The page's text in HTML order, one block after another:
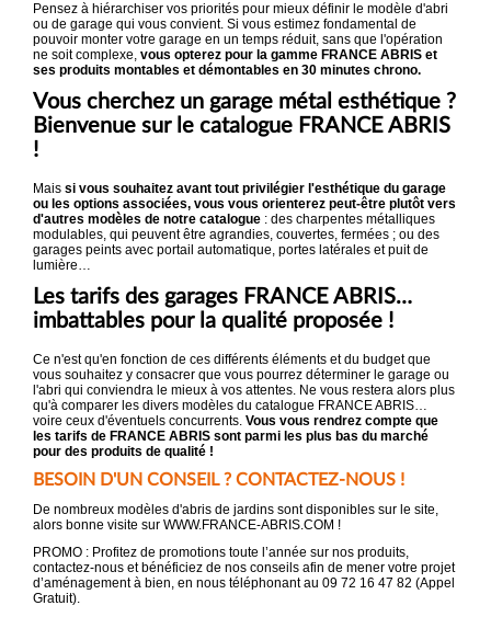
Pensez à hiérarchiser vos priorités pour mieux définir le modèle d'abri
ou de garage qui vous convient. Si vous estimez fondamental de
pouvoir monter votre garage en un temps réduit, sans que l'opération
ne soit complexe, vous opterez pour la gamme FRANCE ABRIS et
ses produits montables et démontables en 30 minutes chrono.
Vous cherchez un garage métal esthétique ?
Bienvenue sur le catalogue FRANCE ABRIS
!
Mais si vous souhaitez avant tout privilégier l'esthétique du garage
ou les options associées, vous vous orienterez peut-être plutôt vers
d'autres modèles de notre catalogue : des charpentes métalliques
modulables, qui peuvent être agrandies, couvertes, fermées ; ou des
garages peints avec portail automatique, portes latérales et puit de
lumière…
Les tarifs des garages FRANCE ABRIS…
imbattables pour la qualité proposée !
Ce n'est qu'en fonction de ces différents éléments et du budget que
vous souhaitez y consacrer que vous pourrez déterminer le garage ou
l'abri qui conviendra le mieux à vos attentes. Ne vous restera alors plus
qu'à comparer les divers modèles du catalogue FRANCE ABRIS…
voire ceux d'éventuels concurrents. Vous vous rendrez compte que
les tarifs de FRANCE ABRIS sont parmi les plus bas du marché
pour des produits de qualité !
BESOIN D'UN CONSEIL ? CONTACTEZ-NOUS !
De nombreux modèles d'abris de jardins sont disponibles sur le site,
alors bonne visite sur WWW.FRANCE-ABRIS.COM !
PROMO : Profitez de promotions toute l’année sur nos produits,
contactez-nous et bénéficiez de nos conseils afin de mener votre projet
d’aménagement à bien, en nous téléphonant au 09 72 16 47 82 (Appel
Gratuit).